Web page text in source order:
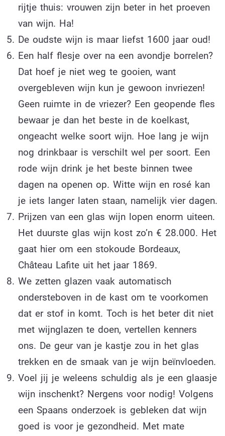
rijtje thuis: vrouwen zijn beter in het proeven
van wijn. Ha!
De oudste wijn is maar liefst 1600 jaar oud!
Een half flesje over na een avondje borrelen?
Dat hoef je niet weg te gooien, want
overgebleven wijn kun je gewoon invriezen!
Geen ruimte in de vriezer? Een geopende fles
bewaar je dan het beste in de koelkast,
ongeacht welke soort wijn. Hoe lang je wijn
nog drinkbaar is verschilt wel per soort. Een
rode wijn drink je het beste binnen twee
dagen na openen op. Witte wijn en rosé kan
je iets langer laten staan, namelijk vier dagen.
Prijzen van een glas wijn lopen enorm uiteen.
Het duurste glas wijn kost zo’n € 28.000. Het
gaat hier om een stokoude Bordeaux,
Château Lafite uit het jaar 1869.
We zetten glazen vaak automatisch
ondersteboven in de kast om te voorkomen
dat er stof in komt. Toch is het beter dit niet
met wijnglazen te doen, vertellen kenners
ons. De geur van je kastje zou in het glas
trekken en de smaak van je wijn beïnvloeden.
Voel jij je weleens schuldig als je een glaasje
wijn inschenkt? Nergens voor nodig! Volgens
een Spaans onderzoek is gebleken dat wijn
goed is voor je gezondheid. Met mate